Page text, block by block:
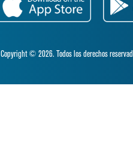
Copyright © 2026. Todos los derechos